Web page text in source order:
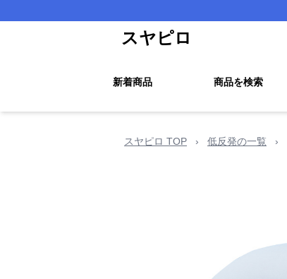
スヤピロ
新着商品 商品を検索
スヤピロ TOP › 低反発の一覧 ›